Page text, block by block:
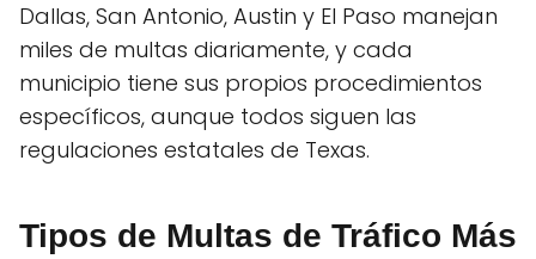
Dallas, San Antonio, Austin y El Paso manejan
miles de multas diariamente, y cada
municipio tiene sus propios procedimientos
específicos, aunque todos siguen las
regulaciones estatales de Texas.
Tipos de Multas de Tráfico Más